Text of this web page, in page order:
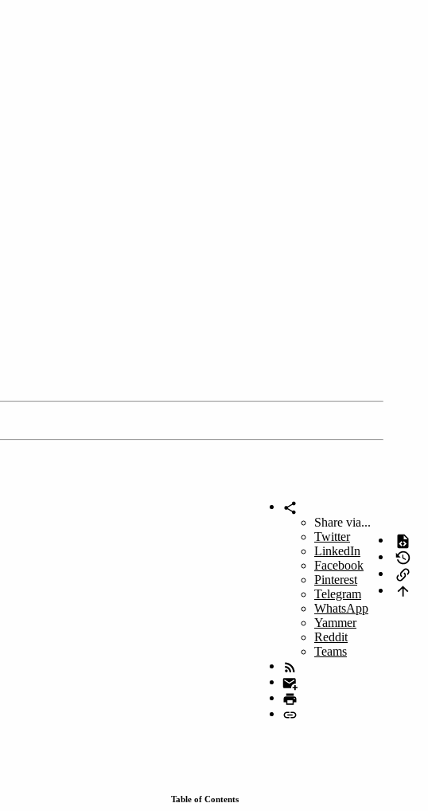
Share via...
Twitter
LinkedIn
Facebook
Pinterest
Telegram
WhatsApp
Yammer
Reddit
Teams
Table of Contents